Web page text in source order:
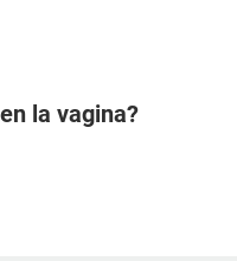
la vagina?